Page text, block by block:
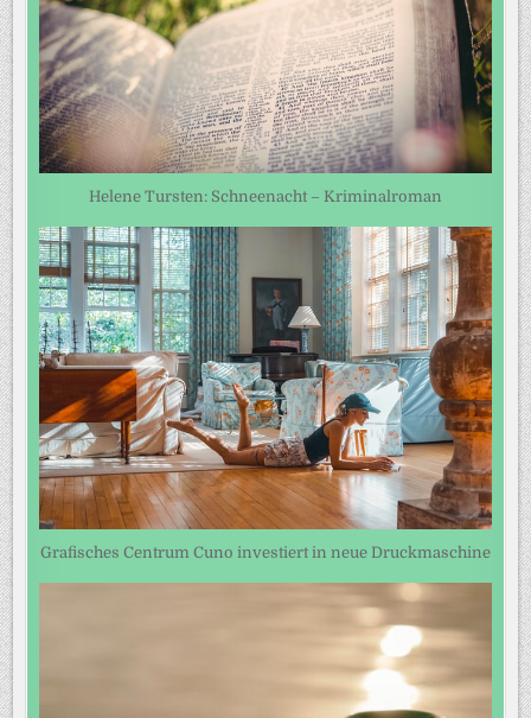
Helene Tursten: Schneenacht – Kriminalroman
Grafisches Centrum Cuno investiert in neue Druckmaschine